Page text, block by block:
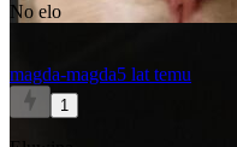
No elo
magda-magda5 lat temu
1